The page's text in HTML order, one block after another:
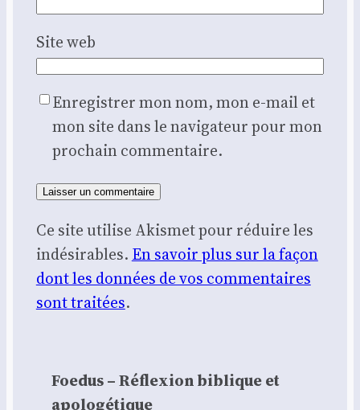
Site web
Enregistrer mon nom, mon e-mail et
mon site dans le navigateur pour mon
prochain commentaire.
Ce site utilise Akismet pour réduire les
indésirables. En savoir plus sur la façon
dont les données de vos commentaires
sont traitées.
Foedus – Réflexion biblique et
apologétique